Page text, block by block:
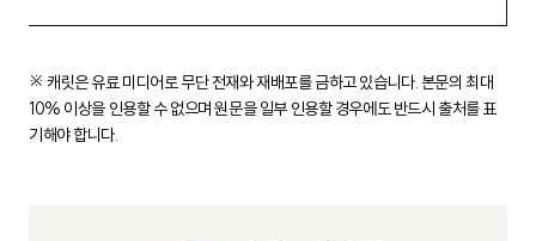
※ 캐릿은 유료 미디어로 무단 전재와 재배포를 금하고 있습니다. 본문의 최대
10% 이상을 인용할 수 없으며 원문을 일부 인용할 경우에도반드시 출처를 표
기해야 합니다.